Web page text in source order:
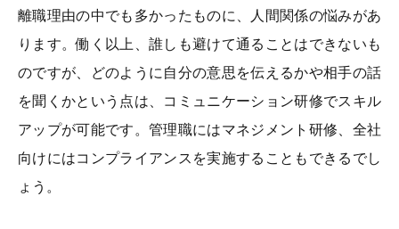
離職理由の中でも多かったものに、人間関係の悩みがあ
ります。働く以上、誰しも避けて通ることはできないも
のですが、どのように自分の意思を伝えるかや相手の話
を聞くかという点は、コミュニケーション研修でスキル
アップが可能です。管理職にはマネジメント研修、全社
向けにはコンプライアンスを実施することもできるでし
ょう。